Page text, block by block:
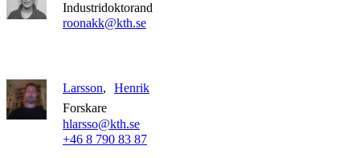
Industridoktorand
roonakk@kth.se
Larsson
Henrik
Forskare
hlarsso@kth.se
+46 8 790 83 87